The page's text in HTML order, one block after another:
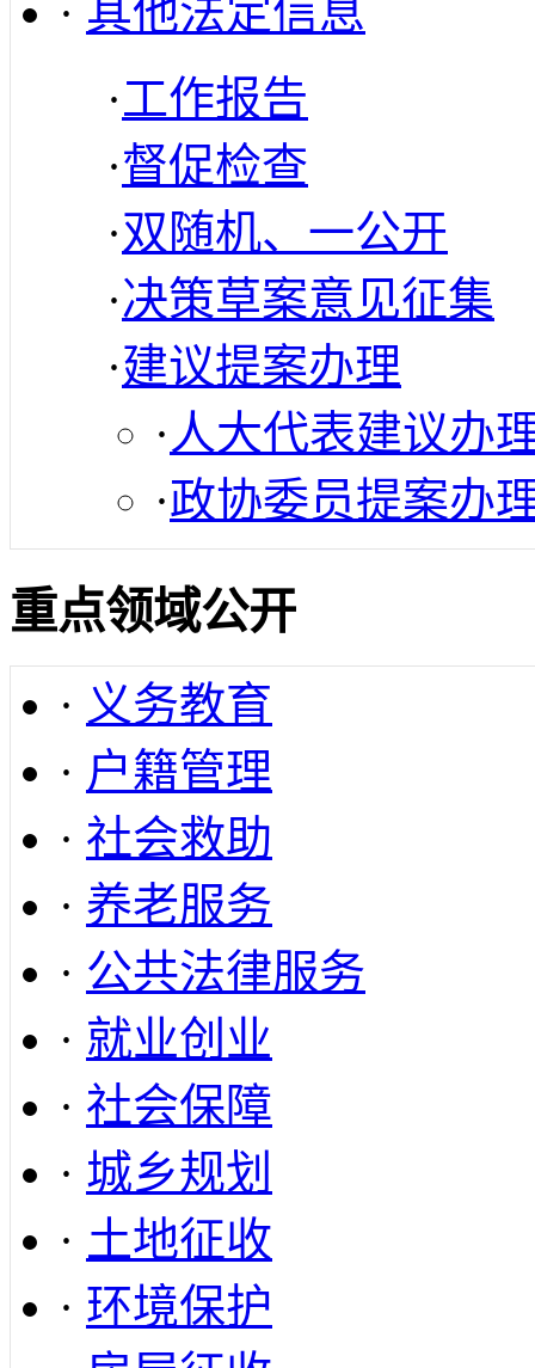
· 其他法定信息
·工作报告
·督促检查
·双随机、一公开
·决策草案意见征集
·建议提案办理
· 人大代表建议办
·政协委员提案办
重点领域公开
· 义务教育
· 户籍管理
· 社会救助
· 养老服务
· 公共法律服务
· 就业创业
· 社会保障
· 城乡规划
· 土地征收
· 环境保护